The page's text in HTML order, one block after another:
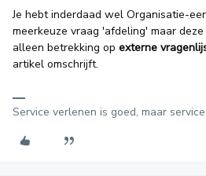
Je hebt inderdaad wel Organisatie-
meerkeuze vraag 'afdeling' maar
alleen betrekking op externe
artikel omschrijft.
Service verlenen is goed, maar